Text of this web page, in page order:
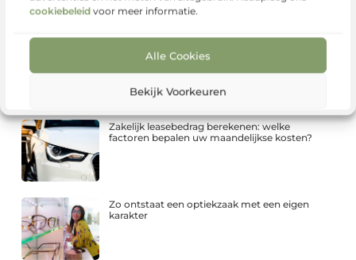
cookiebeleid voor meer informatie.
Alle Cookies
Bekijk Voorkeuren
een kinderauto of waveboard?
Zakelijk leasebedrag berekenen: welke
factoren bepalen uw maandelijkse kosten?
Zo ontstaat een optiekzaak met een eigen
karakter